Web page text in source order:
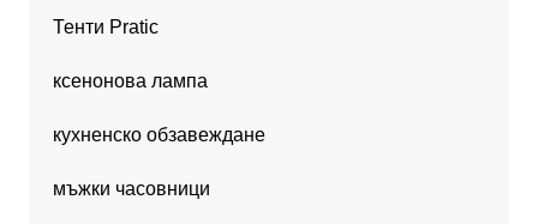
Тенти Pratic
ксенонова лампа
кухненско обзавеждане
мъжки часовници